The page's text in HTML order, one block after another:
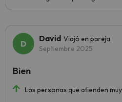
David Viajó en pareja
Septiembre 2025
Las personas que atienden
Bien